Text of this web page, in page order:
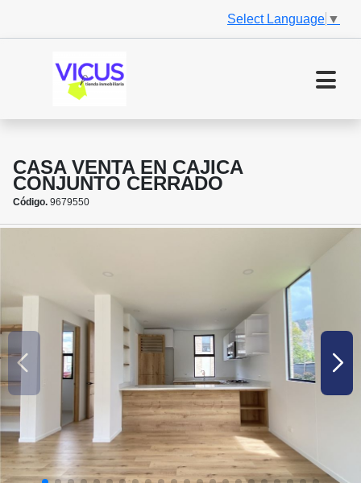
Select Language ▼
CASA VENTA EN CAJICA
CONJUNTO CERRADO
Código. 9679550